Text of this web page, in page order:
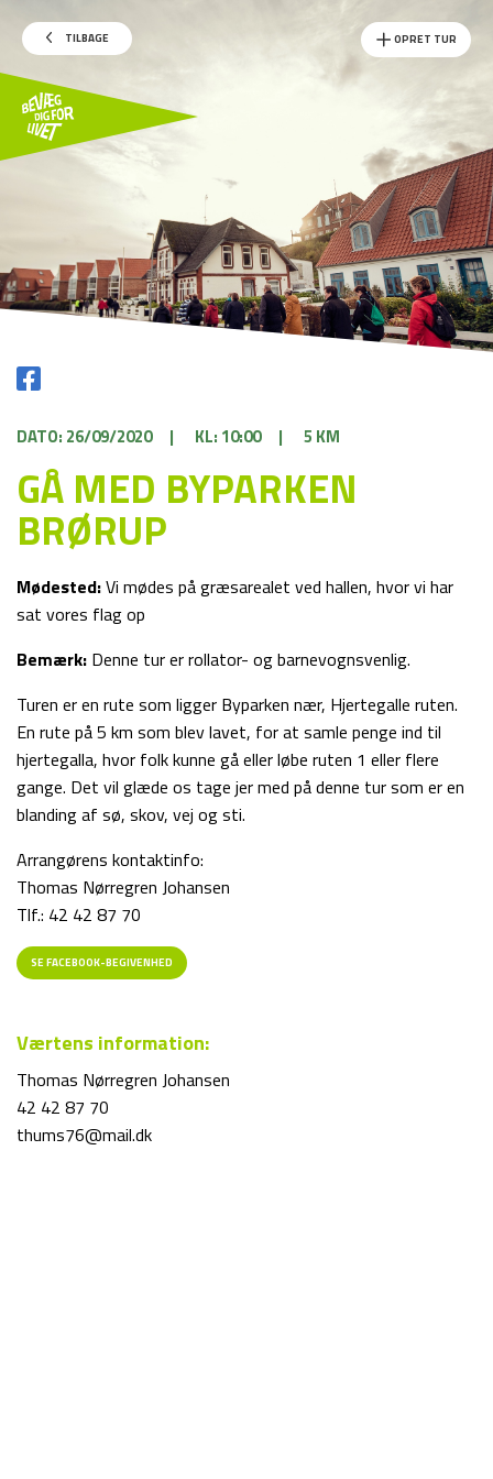
TILBAGE OPRET TUR
DATO: 26/09/2020 | KL: 10:00 | 5 KM
GÅ MED BYPARKEN
BRØRUP
Mødested:Vi mødes på græsarealet ved hallen, hvor vi har
sat vores flag op
Bemærk: Denne tur er rollator- og barnevognsvenlig.
Turen er en rute som ligger Byparken nær, Hjertegalle ruten.
En rute på 5 km som blev lavet, for at samle penge ind til
hjertegalla, hvor folk kunne gå eller løbe ruten 1 eller flere
gange. Det vil glæde os tage jer med på denne tur som er en
blanding af sø, skov, vej og sti.
Arrangørens kontaktinfo:
Thomas Nørregren Johansen
Tlf.: 42 42 87 70
SE FACEBOOK-BEGIVENHED
Værtens information:
Thomas Nørregren Johansen
42 42 87 70
thums76@mail.dk